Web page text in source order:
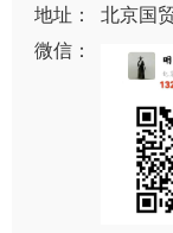
地址：
北京国
微信：